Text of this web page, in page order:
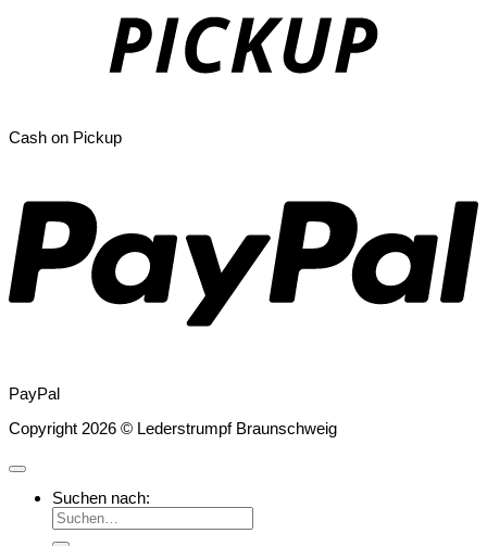
Cash on Pickup
PayPal
Copyright 2026 © Lederstrumpf Braunschweig
Suchen nach: